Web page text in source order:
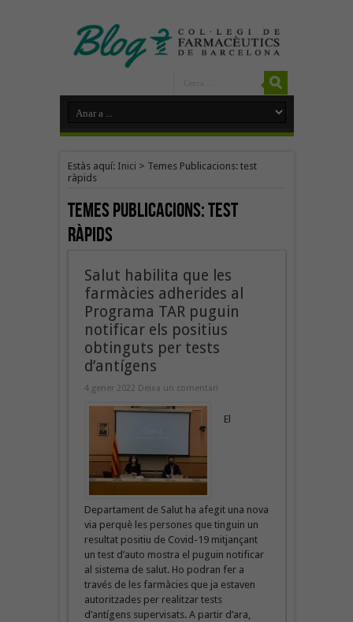
Estàs aquí: Inici > Temes Publicacions: test
ràpids
Temes Publicacions:test
ràpids
Salut habilita que les
farmàcies adherides al
Programa TAR puguin
notificar els positius
obtinguts per tests
d’antígens
4 gener 2022 Deixa un comentari
El
Departament de Salut ha afegit una nova
via perquè les persones que tinguin un
resultat positiu de Covid-19 mitjançant
un test d’auto mostra el puguin notificar
al sistema de salut. Ho podran fer a
través de les farmàcies que ja estaven
autoritzades per realitzar tests
d’antígens supervisats. A partir d’ara,